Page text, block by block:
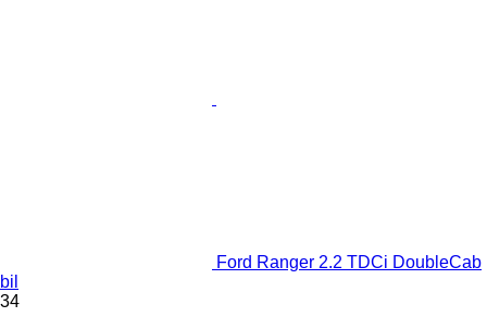
Ford Ranger 2.2 TDCi DoubleCab
bil
34